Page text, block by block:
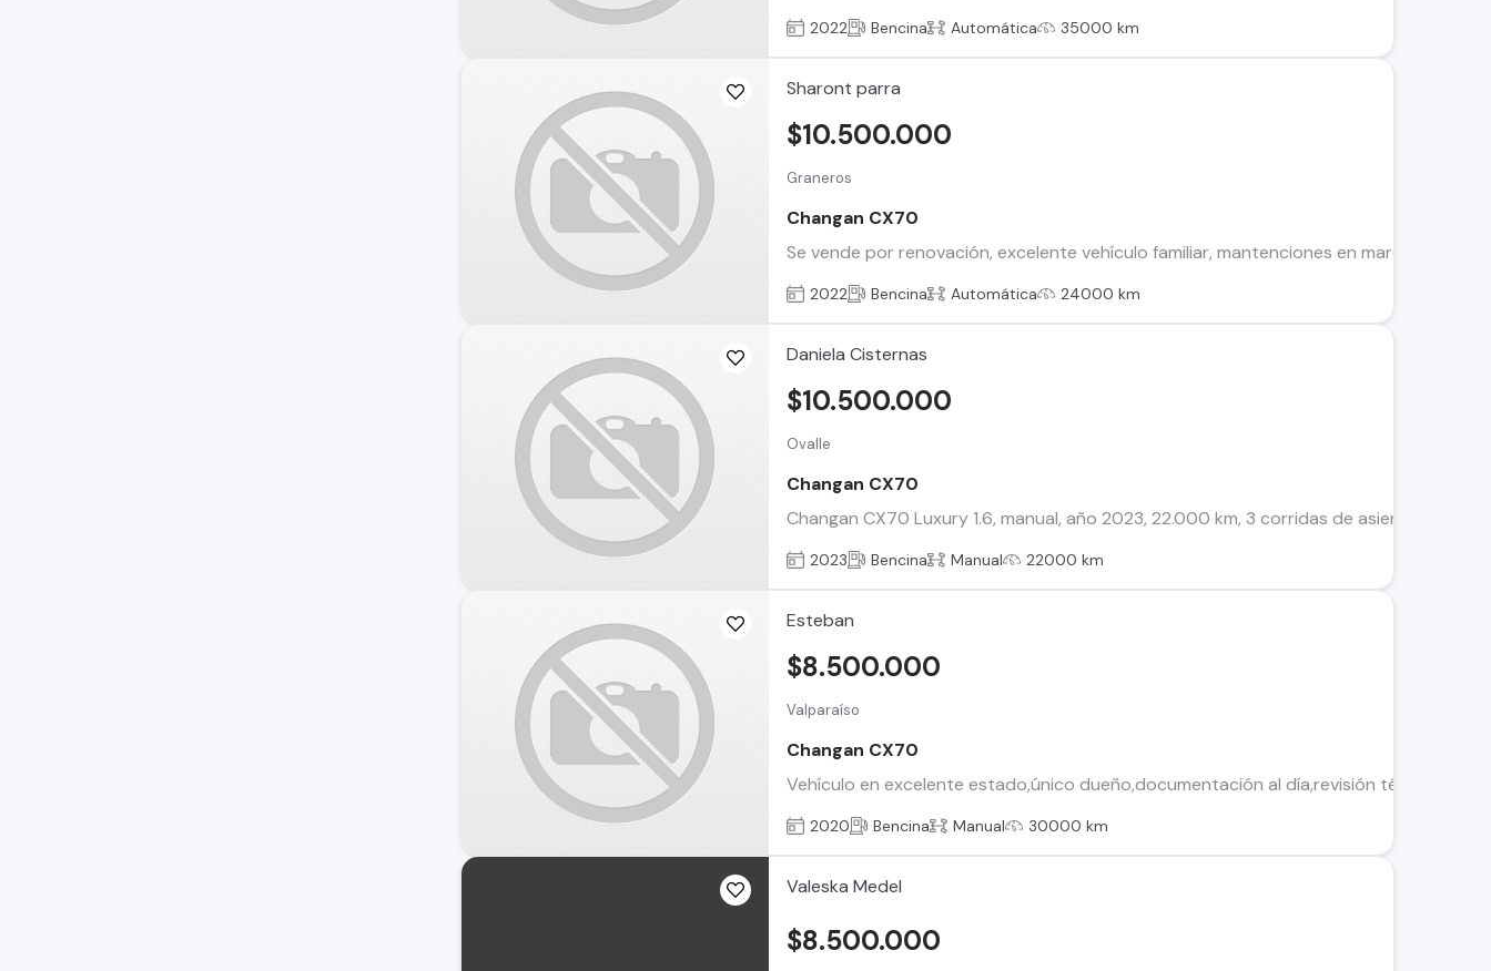
2022 Bencina Automática 35000 km
Sharont parra
Graneros
Changan CX70
Se vende por renovación, excelente vehículo familiar, mantenciones en marca,
$10.500.000
2022 Bencina Automática 24000 km
Daniela Cisternas
Ovalle
Changan CX70
Changan CX70 Luxury 1.6, manual, año 2023, 22.000 km, 3 corridas de asientos, único
$10.500.000
2023 Bencina Manual 22000 km
Esteban
Valparaíso
Changan CX70
Vehículo en excelente estado,único dueño,documentación al día,revisión técnica
$8.500.000
2020 Bencina Manual 30000 km
Valeska Medel
$8.500.000